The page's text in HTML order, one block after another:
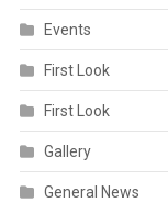
Events
First Look
First Look
Gallery
General News